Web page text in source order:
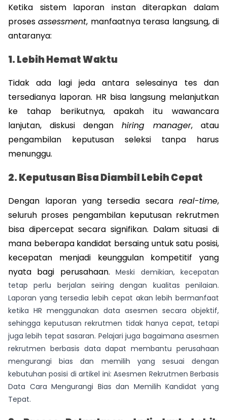
Ketika sistem laporan instan diterapkan dalam
proses assessment, manfaatnya terasa langsung, di
antaranya:
1. Lebih Hemat Waktu
Tidak ada lagi jeda antara selesainya tes dan
tersedianya laporan. HR bisa langsung melanjutkan
ke tahap berikutnya, apakah itu wawancara
lanjutan, diskusi dengan hiring manager, atau
pengambilan keputusan seleksi tanpa harus
menunggu.
2. Keputusan Bisa Diambil Lebih Cepat
Dengan laporan yang tersedia secara real-time,
seluruh proses pengambilan keputusan rekrutmen
bisa dipercepat secara signifikan. Dalam situasi di
mana beberapa kandidat bersaing untuk satu posisi,
kecepatan menjadi keunggulan kompetitif yang
nyata bagi perusahaan. Meski demikian, kecepatan
tetap perlu berjalan seiring dengan kualitas penilaian.
Laporan yang tersedia lebih cepat akan lebih bermanfaat
ketika HR menggunakan data asesmen secara objektif,
sehingga keputusan rekrutmen tidak hanya cepat, tetapi
juga lebih tepat sasaran. Pelajari juga bagaimana asesmen
rekrutmen berbasis data dapat membantu perusahaan
mengurangi bias dan memilih yang sesuai dengan
kebutuhan posisi di artikel ini:Asesmen Rekrutmen Berbasis
Data Cara Mengurangi Bias dan Memilih Kandidat yang
Tepat.